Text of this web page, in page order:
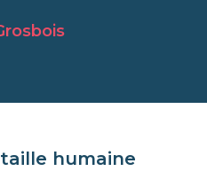
humaine